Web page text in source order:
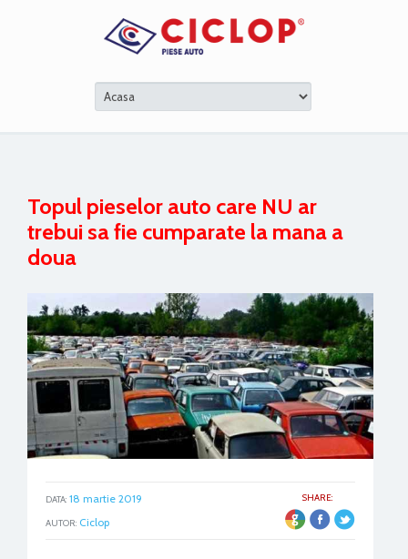
Topul pieselor auto care NU ar
trebui sa fie cumparate la mana a
doua
SHARE:
DATA: 18 martie 2019
AUTOR: Ciclop